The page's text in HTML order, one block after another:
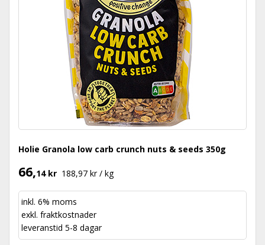
Holie Granola low carb crunch nuts & seeds 350g
66,14 kr 188,97 kr / kg
inkl. 6% moms
exkl. fraktkostnader
leveranstid 5-8 dagar